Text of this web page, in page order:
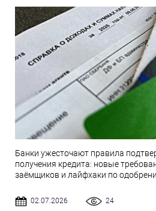
Банки ужесточают правила
получения кредита: новые
заёмщиков и лайфхаки по
02.07.2026 24